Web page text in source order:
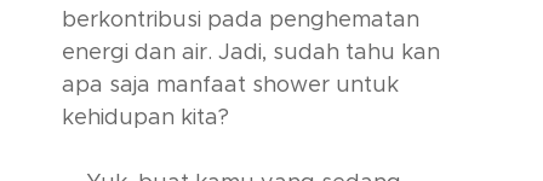
berkontribusi pada penghematan
energi dan air. Jadi, sudah tahu kan
apa saja manfaat shower untuk
kehidupan kita?